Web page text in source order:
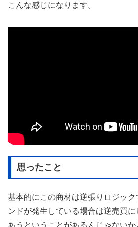
こんな感じになります。
思ったこと
基本的にこの商材は逆張りロジッ
ンドが発生している場合は逆売買
あうということがあるんじゃないか